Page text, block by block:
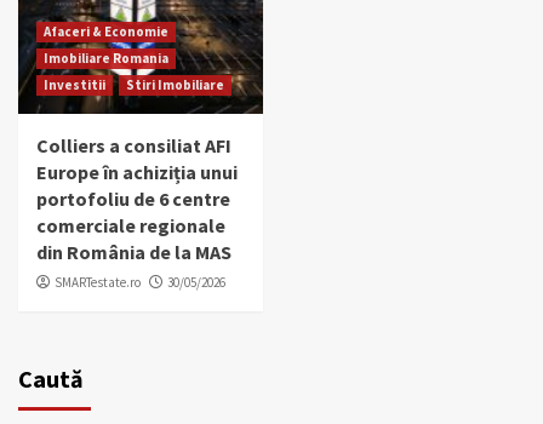
Afaceri & Economie
Imobiliare Romania
Investitii
Stiri Imobiliare
Colliers a consiliat AFI
Europe în achiziția unui
portofoliu de 6 centre
comerciale regionale
din România de la MAS
SMARTestate.ro 30/05/2026
Caută